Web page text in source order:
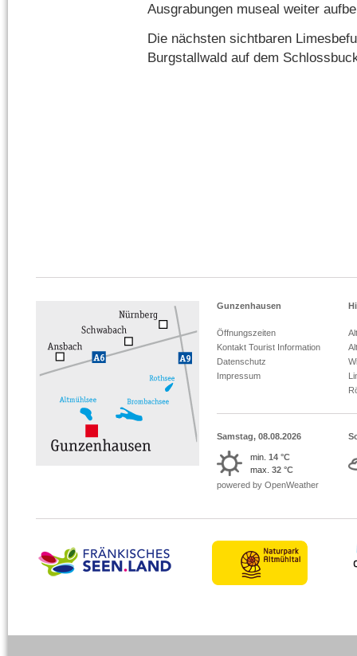
Ausgrabungen museal weiter
Die nächsten sichtbaren
Burgstallwald auf dem
Gunzenhausen
Öffnungszeiten
Kontakt Tourist Information
Datenschutz
Impressum
Samstag, 08.08.2026
min. 14 °C
max. 32 °C
powered by OpenWeather